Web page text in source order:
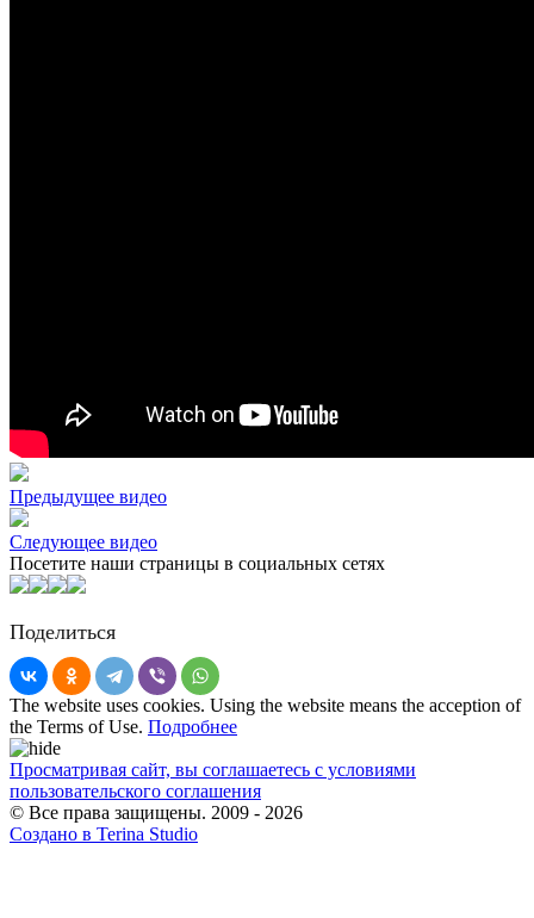
Предыдущее видео
Следующее видео
Посетите наши страницы в социальных сетях
Поделиться
The website uses cookies. Using the website means the acception of
the Terms of Use. Подробнее
Просматривая сайт, вы соглашаетесь с условиями
пользовательского соглашения
© Все права защищены. 2009 - 2026
Создано в Terina Studio